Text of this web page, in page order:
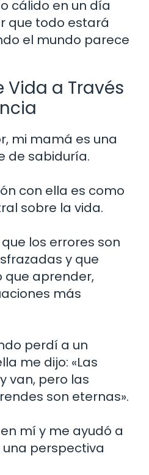
cálido en un día
que todo estará
el mundo parece
Vida a Través
mi mamá es una
de sabiduría.
con ella es como
sobre la vida.
los errores son
y que
que aprender,
más
perdí a un
me dijo: «Las
van, pero las
son eternas».
mí y me ayudó a
perspectiva